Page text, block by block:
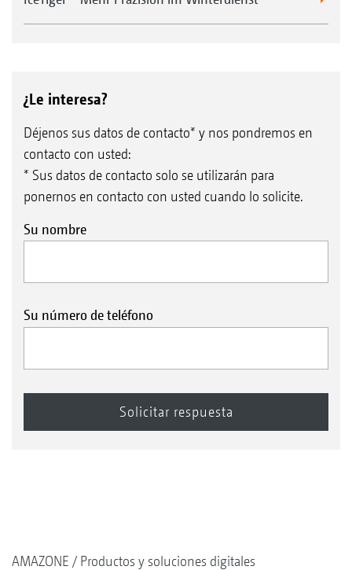
¿Le interesa?
Déjenos sus datos de contacto* y nos pondremos en
contacto con usted:
* Sus datos de contacto solo se utilizarán para
ponernos en contacto con usted cuando lo solicite.
Su nombre
Su número de teléfono
AMAZONE
Productos y soluciones digitales